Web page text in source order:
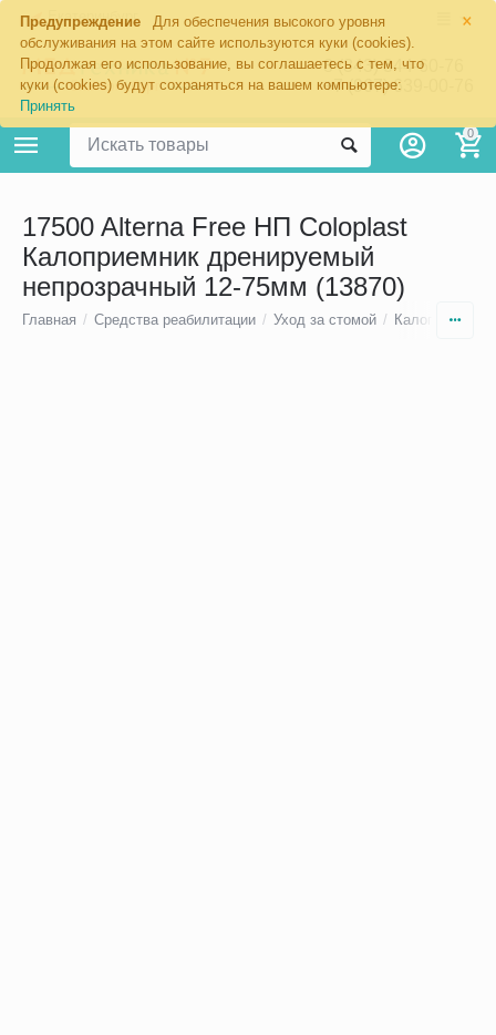
×
Предупреждение
Для обеспечения высокого уровня
обслуживания на этом сайте используются куки (cookies).
Продолжая его использование, вы соглашаетесь с тем, что
куки (cookies) будут сохраняться на вашем компьютере:
Принять
Екатеринбург
8 (343) 344-60-76
+7 (967) 639-00-76
0
17500 Alterna Free НП Coloplast
Калоприемник дренируемый
непрозрачный 12-75мм (13870)
Главная / Средства реабилитации / Уход за стомой /